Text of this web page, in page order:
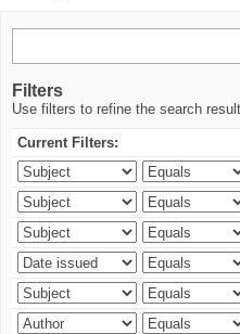
Filters
Use filters to refine the search
Current Filters: